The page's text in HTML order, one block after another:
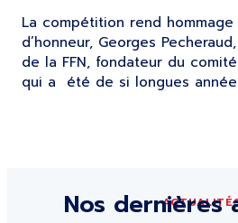
La compétition rend
d’honneur, Georges
de la FFN, fondateur du
qui a été de si longues
Nos dernières